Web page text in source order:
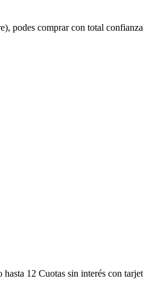
comprar con total
12 Cuotas sin interés con